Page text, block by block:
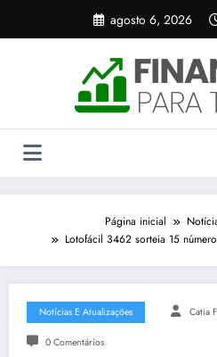
o
agosto 6, 2026
Página inicial
Lotofácil 3462 sorteia 15
Notícias E Atualizações Catia
0 Comentários